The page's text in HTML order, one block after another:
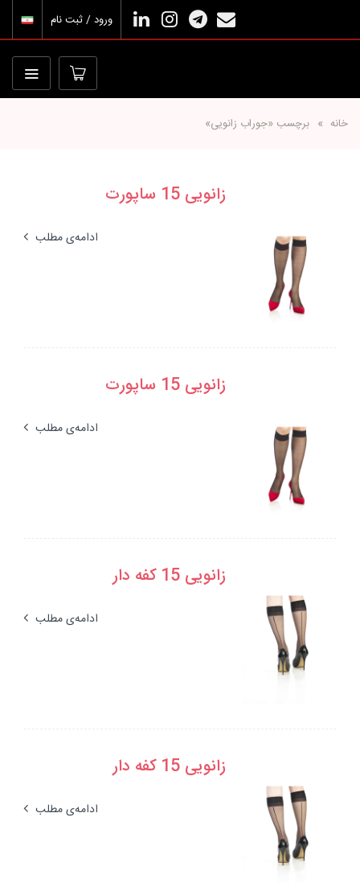
ورود / ثبت نام
خانه برچسب «جوراب زانویی»
زانویی 15 ساپورت
ادامه‌ی مطلب
زانویی 15 ساپورت
ادامه‌ی مطلب
زانویی 15 کفه دار
ادامه‌ی مطلب
زانویی 15 کفه دار
ادامه‌ی مطلب